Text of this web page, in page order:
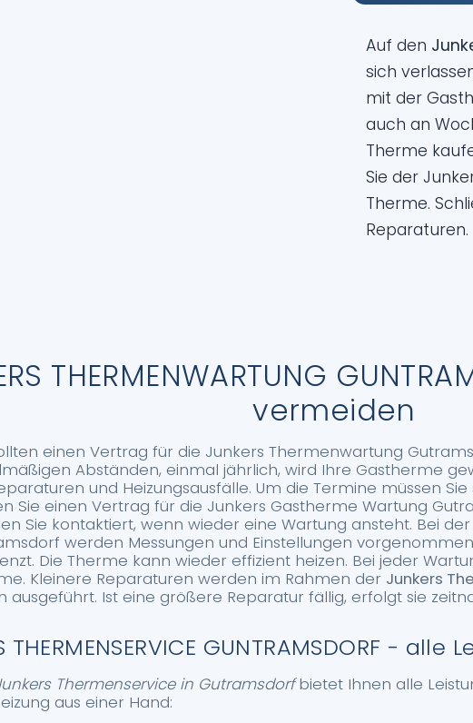
Auf den
sich
mit der
auch an
Therme
Sie der
Therme.
Reparaturen.
THERMENWARTUNG
vermeiden
einen Vertrag für die Junkers Thermenwartung
Abständen, einmal jährlich, wird Ihre Gastherme
und Heizungsausfälle. Um die Termine müssen
Sie einen Vertrag für die Junkers Gastherme Wartung
Sie kontaktiert, wenn wieder eine Wartung ansteht. Bei
werden Messungen und Einstellungen
Die Therme kann wieder effizient heizen. Bei jeder
Kleinere Reparaturen werden im Rahmen der Junkers
ausgeführt. Ist eine größere Reparatur fällig, erfolgt sie
THERMENSERVICE GUNTRAMSDORF -
Thermenservice in Gutramsdorfbietet Ihnen alle
aus einer Hand: